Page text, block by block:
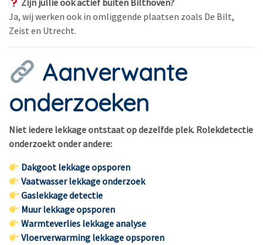
Zijn jullie ook actief buiten Bilthoven?
Ja, wij werken ook in omliggende plaatsen zoals De Bilt,
Zeist en Utrecht.
Aanverwante
onderzoeken
Niet iedere lekkage ontstaat op dezelfde plek. Rolekdetectie
onderzoekt onder andere:
Dakgoot lekkage opsporen
Vaatwasser lekkage onderzoek
Gaslekkage detectie
Muur lekkage opsporen
Warmteverlies lekkage analyse
Vloerverwarming lekkage opsporen